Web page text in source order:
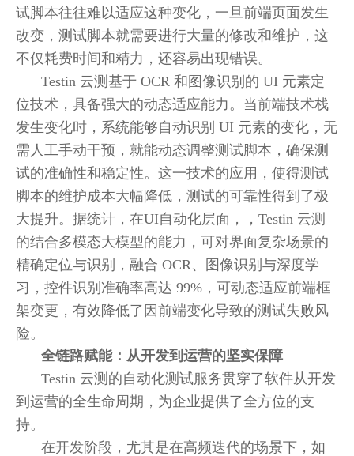
试脚本往往难以适应这种变化，一旦前端页面发生
改变，测试脚本就需要进行大量的修改和维护，这
不仅耗费时间和精力，还容易出现错误。
Testin 云测基于 OCR 和图像识别的 UI 元素定
位技术，具备强大的动态适应能力。当前端技术栈
发生变化时，系统能够自动识别 UI 元素的变化，无
需人工手动干预，就能动态调整测试脚本，确保测
试的准确性和稳定性。这一技术的应用，使得测试
脚本的维护成本大幅降低，测试的可靠性得到了极
大提升。据统计，在UI自动化层面，，Testin 云测
的结合多模态大模型的能力，可对界面复杂场景的
精确定位与识别，融合 OCR、图像识别与深度学
习，控件识别准确率高达 99%，可动态适应前端框
架变更，有效降低了因前端变化导致的测试失败风
险。
全链路赋能：从开发到运营的坚实保障
Testin 云测的自动化测试服务贯穿了软件从开发
到运营的全生命周期，为企业提供了全方位的支
持。
在开发阶段，尤其是在高频迭代的场景下，如